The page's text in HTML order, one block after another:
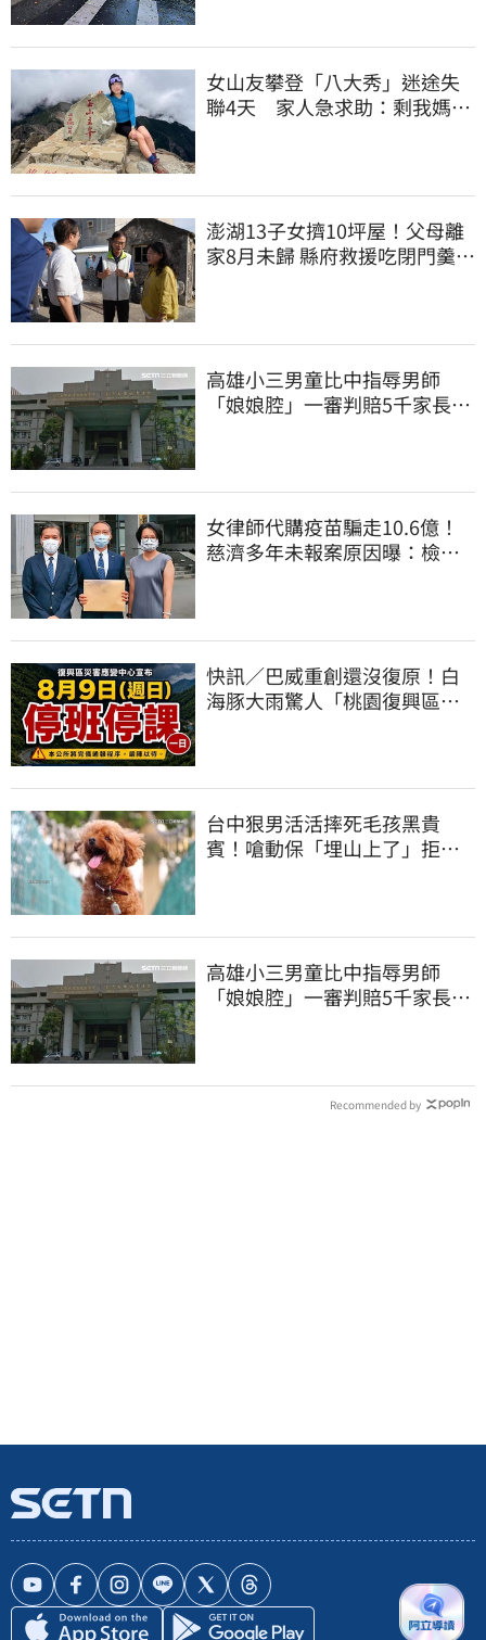
女山友攀登「八大秀」迷途失
聯4天 家人急求助：剩我媽還
澎湖13子女擠10坪屋！父母離
家8月未歸 縣府救援吃閉門羹原
高雄小三男童比中指辱男師
「娘娘腔」一審判賠5千家長不
女律師代購疫苗騙走10.6億！
慈濟多年未報案原因曝：檢警
快訊／巴威重創還沒復原！白
海豚大雨驚人「桃園復興區」
台中狠男活活摔死毛孩黑貴
賓！嗆動保「埋山上了」拒交
高雄小三男童比中指辱男師
「娘娘腔」一審判賠5千家長不
Recommended by